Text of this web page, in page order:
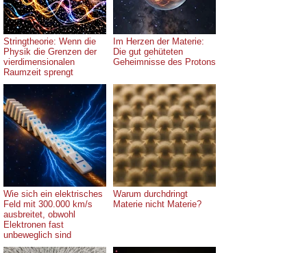
Stringtheorie: Wenn die
Physik die Grenzen der
vierdimensionalen
Raumzeit sprengt
Im Herzen der Materie:
Die gut gehüteten
Geheimnisse des Protons
Wie sich ein elektrisches
Feld mit 300.000 km/s
ausbreitet, obwohl
Elektronen fast
unbeweglich sind
Warum durchdringt
Materie nicht Materie?